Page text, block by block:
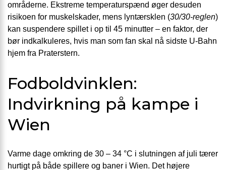
områderne. Ekstreme temperatur­spænd øger desuden
risikoen for muskel­skader, mens lyn­tærsklen (30/30-reglen)
kan suspendere spillet i op til 45 minutter – en faktor, der
bør indkalkuleres, hvis man som fan skal nå sidste U-Bahn
hjem fra Praterstern.
Fodboldvinklen:
Indvirkning på kampe i
Wien
Varme dage omkring de 30 – 34 °C i slutningen af juli tærer
hurtigt på både spillere og baner i Wien. Det højere